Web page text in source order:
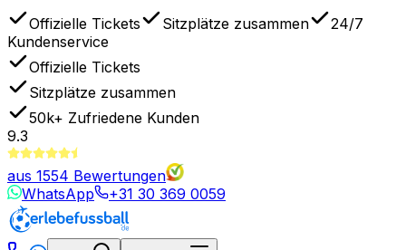
Offizielle Tickets Sitzplätze zusammen
24/7
Kundenservice
Offizielle Tickets
Sitzplätze zusammen
50k+ Zufriedene Kunden
9.3
aus 1554 Bewertungen
WhatsApp
+31 30 369 0059